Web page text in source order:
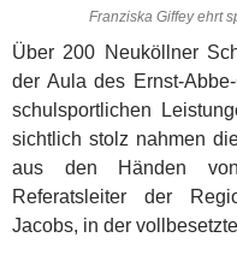
Franziska Giffey ehrt
Über 200 Neuköllner
der Aula des Ernst-
schulsportlichen
sichtlich stolz nahmen
aus den Händen
Referatsleiter der
Jacobs, in der